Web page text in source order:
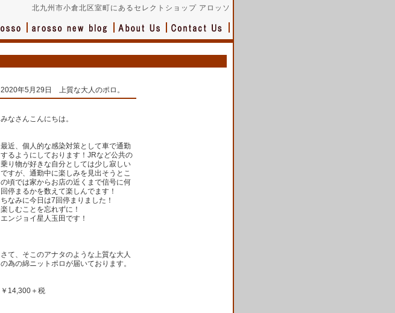
北九州市小倉北区室町にあるセレクトショップ アロッソ
2020年5月29日 上質な大人のポロ。
みなさんこんにちは。
最近、個人的な感染対策として車で通勤
するようにしております！JRなど公共の
乗り物が好きな自分としては少し寂しい
ですが、通勤中に楽しみを見出そうとこ
の頃では家からお店の近くまで信号に何
回停まるかを数えて楽しんでます！
ちなみに今日は7回停まりました！
楽しむことを忘れずに！
エンジョイ星人玉田です！
さて、そこのアナタのような上質な大人
の為の綿ニットポロが届いております。
￥14,300＋税